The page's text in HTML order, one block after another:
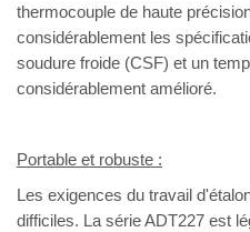
thermocouple de haute
considérablement les
soudure froide (CSF) et un
considérablement amélioré.
Portable et robuste :
Les exigences du travail
difficiles. La série ADT227 est